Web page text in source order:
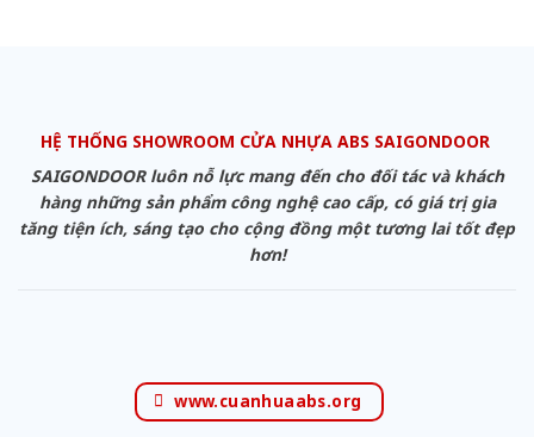
HỆ THỐNG SHOWROOM CỬA NHỰA ABS SAIGONDOOR
SAIGONDOOR luôn nỗ lực mang đến cho đối tác và khách
hàng những sản phẩm công nghệ cao cấp, có giá trị gia
tăng tiện ích, sáng tạo cho cộng đồng một tương lai tốt đẹp
hơn!
www.cuanhuaabs.org